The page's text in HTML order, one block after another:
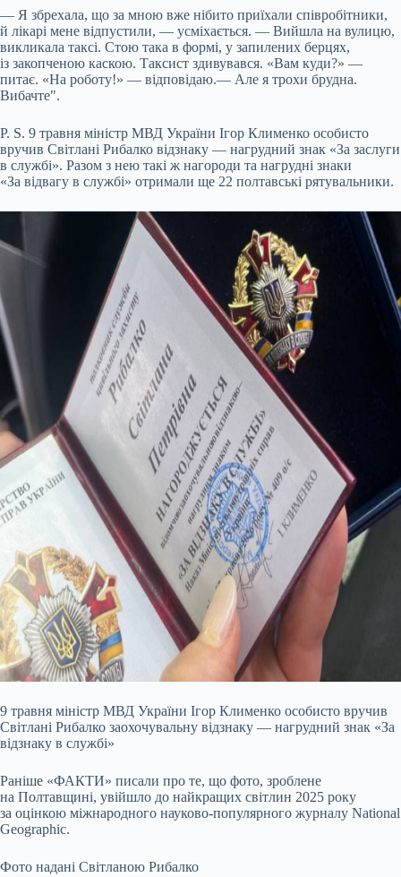
— Я збрехала, що за мною вже нібито приїхали співробітники,
й лікарі мене відпустили, — усміхається. — Вийшла на вулицю,
викликала таксі. Стою така в формі, у запилених берцях,
із закопченою каскою. Таксист здивувався. «Вам куди?» —
питає. «На роботу!» — відповідаю.— Але я трохи брудна.
Вибачте".
P. S. 9 травня міністр МВД України Ігор Клименко особисто
вручив Світлані Рибалко відзнаку — нагрудний знак «За заслуги
в службі». Разом з нею такі ж нагороди та нагрудні знаки
«За відвагу в службі» отримали ще 22 полтавські рятувальники.
9 травня міністр МВД України Ігор Клименко особисто вручив
Світлані Рибалко заохочувальну відзнаку — нагрудний знак «За
відзнаку в службі»
Раніше «ФАКТИ» писали про те, що фото, зроблене
на Полтавщині, увійшло до найкращих світлин 2025 року
за оцінкою міжнародного науково-популярного журналу National
Geographic.
Фото надані Світланою Рибалко